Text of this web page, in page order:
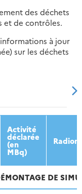
des déchets
et de contrôles.
à jour
sur les déchets
2016
Activité
déclarée
(en
MBq)
DE